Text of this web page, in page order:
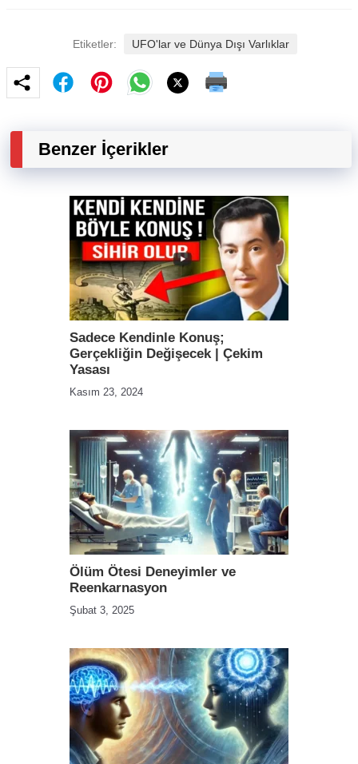
Etiketler: UFO'lar ve Dünya Dışı Varlıklar
Benzer İçerikler
Sadece Kendinle Konuş;
Gerçekliğin Değişecek | Çekim
Yasası
Kasım 23, 2024
Ölüm Ötesi Deneyimler ve
Reenkarnasyon
Şubat 3, 2025